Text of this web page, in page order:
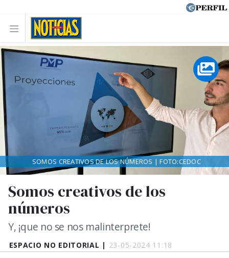
ESPACIO NO EDITORIAL | 23-05-2024 11:18
Somos creativos de los
números
Y, ¡que no se nos malinterprete!
SOMOS CREATIVOS DE LOS NÚMEROS | FOTO:CEDOC